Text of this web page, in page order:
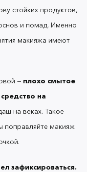
ношения в
масло ши в ее
матовым
стойких продуктов,
и помад. Именно
макияжа имеют
— плохо смытое
на
на веках. Такое
поправляйте макияж
зафиксироваться.